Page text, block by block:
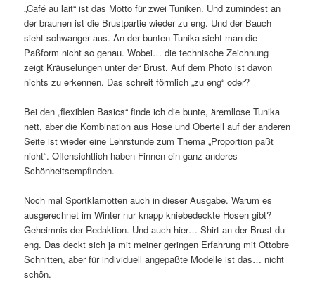
„Café au lait“ ist das Motto für zwei Tuniken. Und zumindest an
der braunen ist die Brustpartie wieder zu eng. Und der Bauch
sieht schwanger aus. An der bunten Tunika sieht man die
Paßform nicht so genau. Wobei… die technische Zeichnung
zeigt Kräuselungen unter der Brust. Auf dem Photo ist davon
nichts zu erkennen. Das schreit förmlich „zu eng“ oder?
Bei den „flexiblen Basics“ finde ich die bunte, äremllose Tunika
nett, aber die Kombination aus Hose und Oberteil auf der anderen
Seite ist wieder eine Lehrstunde zum Thema „Proportion paßt
nicht“. Offensichtlich haben Finnen ein ganz anderes
Schönheitsempfinden.
Noch mal Sportklamotten auch in dieser Ausgabe. Warum es
ausgerechnet im Winter nur knapp kniebedeckte Hosen gibt?
Geheimnis der Redaktion. Und auch hier… Shirt an der Brust du
eng. Das deckt sich ja mit meiner geringen Erfahrung mit Ottobre
Schnitten, aber für individuell angepaßte Modelle ist das… nicht
schön.